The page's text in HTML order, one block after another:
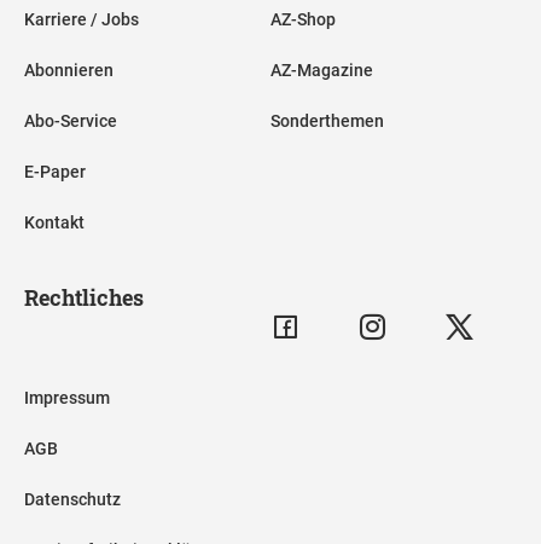
Karriere / Jobs
Abonnieren
Abo-Service
E-Paper
Kontakt
AZ-Shop
AZ-Magazine
Sonderthemen
Rechtliches
Impressum
AGB
Datenschutz